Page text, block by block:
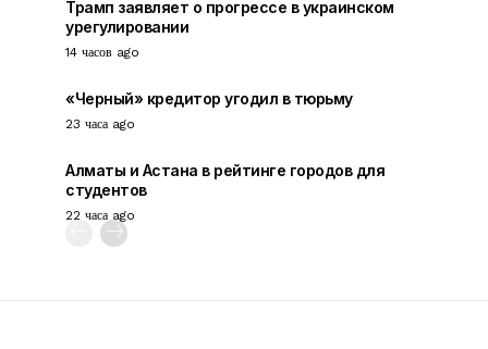
Трамп заявляет о прогрессе в украинском
урегулировании
14 часов ago
«Черный» кредитор угодил в тюрьму
23 часа ago
Алматы и Астана в рейтинге городов для
студентов
22 часа ago